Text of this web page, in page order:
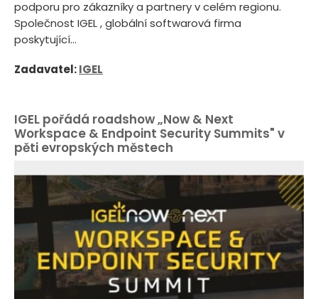
podporu pro zákazníky a partnery v celém regionu.
Společnost IGEL , globální softwarová firma
poskytující...
Zadavatel:IGEL
IGEL pořádá roadshow „Now & Next
Workspace & Endpoint Security Summits" v
pěti evropských městech